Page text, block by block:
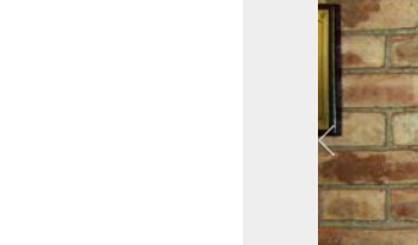
Previous